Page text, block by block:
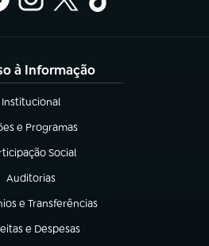
à Informação
Institucional
(abre em nova aba)
e Programas
em nova aba)
Social
em nova aba)
Auditorias
(abre em nova aba)
e Transferências
nova aba)
e Despesas
em nova aba)